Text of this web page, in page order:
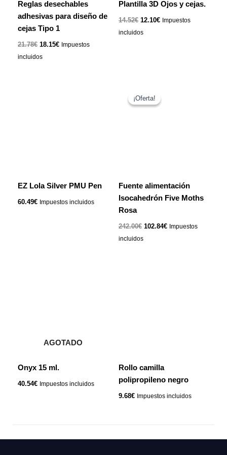
Reglas desechables
adhesivas para diseño de
cejas Tipo 1
21.78€ 18.15€ Impuestos
incluidos
Plantilla 3D Ojos y cejas.
14.52€ 12.10€ Impuestos
incluidos
EZ Lola Silver PMU Pen
60.49€ Impuestos incluidos
¡Oferta!
¡Oferta!
Fuente alimentación
Isocahedrón Five Moths
Rosa
242.00€
precio
original
102.84€ Impuestos
incluidos
AGOTADO
Onyx 15 ml.
40.54€ Impuestos incluidos
Rollo camilla
polipropileno negro
9.68€ Impuestos incluidos